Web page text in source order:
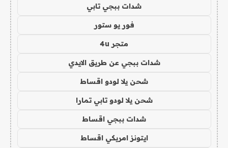
شدات ببجي تابي
فور يو ستور
متجر 4u
شدات ببجي عن طريق الايدي
شحن يلا لودو اقساط
شحن يلا لودو تابي تمارا
شدات ببجي اقساط
ايتونز امريكي اقساط